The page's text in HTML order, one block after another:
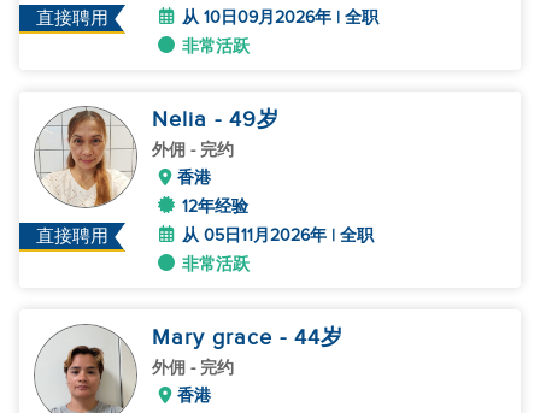
直接聘用
从 10日09月2026年 | 全职
非常活跃
直接聘用
Nelia - 49岁
外佣 - 完约
香港
12年经验
从 05日11月2026年 | 全职
非常活跃
Mary grace - 44岁
外佣 - 完约
香港